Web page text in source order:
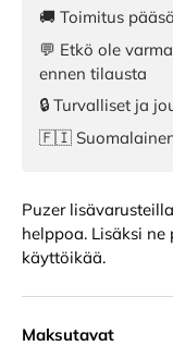
🚚 Toimitus
💬 Etkö ole
ennen tilausta
🔒 Turvalliset ja
🇫🇮
Puzer
helppoa. Lisäksi
käyttöikää.
Maksutavat